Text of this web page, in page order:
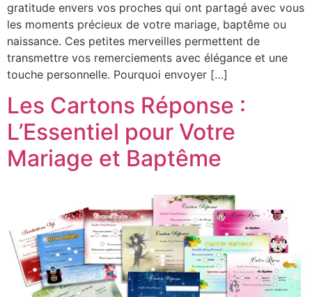
gratitude envers vos proches qui ont partagé avec vous
les moments précieux de votre mariage, baptême ou
naissance. Ces petites merveilles permettent de
transmettre vos remerciements avec élégance et une
touche personnelle. Pourquoi envoyer […]
Les Cartons Réponse :
L’Essentiel pour Votre
Mariage et Baptême